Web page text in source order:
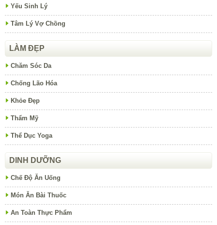
Yếu Sinh Lý
Tâm Lý Vợ Chồng
LÀM ĐẸP
Chăm Sóc Da
Chống Lão Hóa
Khỏe Đẹp
Thẩm Mỹ
Thể Dục Yoga
DINH DƯỠNG
Chế Độ Ăn Uống
Món Ăn Bài Thuốc
An Toàn Thực Phẩm